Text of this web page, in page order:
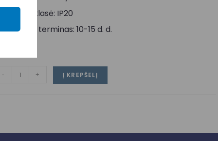
Apsaugos klasė: IP20
terminas: 10-15 d. d.
- + Į KREPŠELĮ